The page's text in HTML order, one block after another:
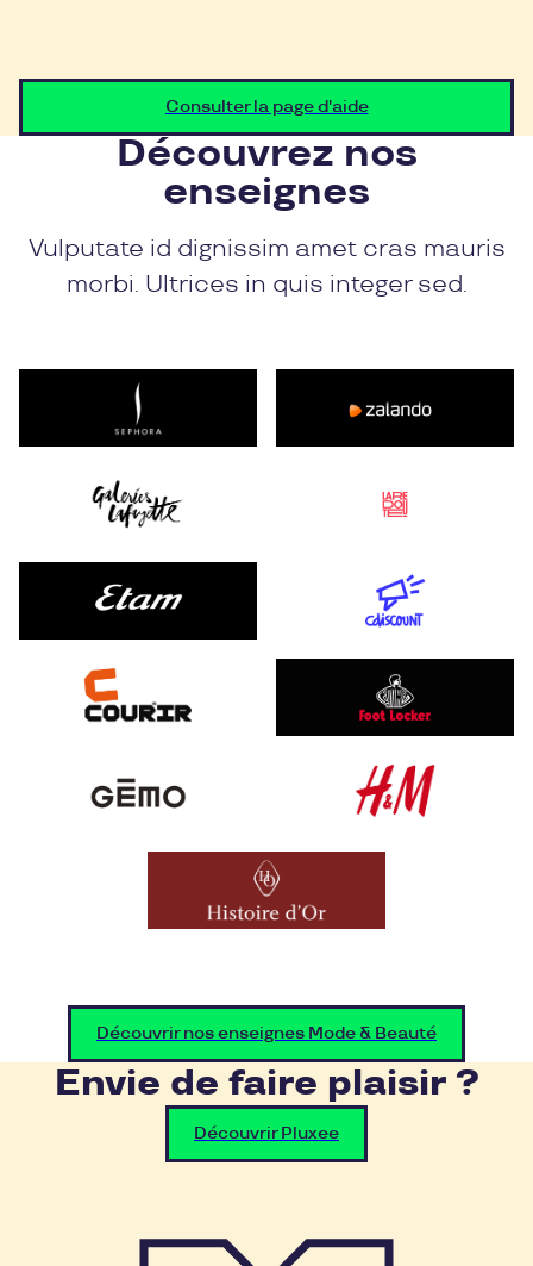
Consulter la page d'aide
Découvrez nos
enseignes
Vulputate id dignissim amet cras mauris
morbi. Ultrices in quis integer sed.
Découvrir nos enseignes Mode & Beauté
Envie de faire plaisir ?
Découvrir Pluxee